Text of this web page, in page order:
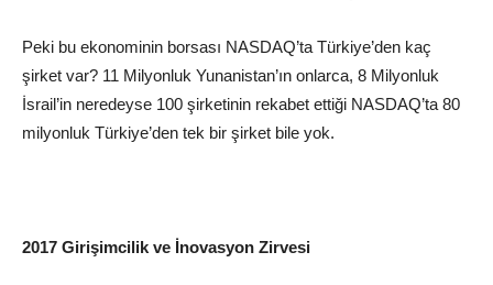
Peki bu ekonominin borsası NASDAQ’ta Türkiye’den kaç
şirket var? 11 Milyonluk Yunanistan’ın onlarca, 8 Milyonluk
İsrail’in neredeyse 100 şirketinin rekabet ettiği NASDAQ’ta 80
milyonluk Türkiye’den tek bir şirket bile yok.
2017 Girişimcilik ve İnovasyon Zirvesi